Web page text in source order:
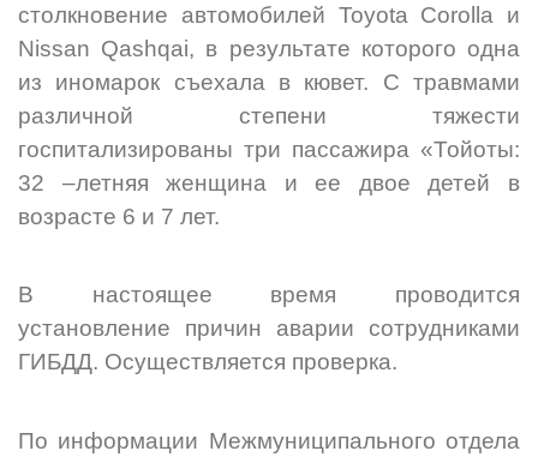
столкновение автомобилей Toyota Corolla и
Nissan Qashqai, в результате которого одна
из иномарок съехала в кювет. С травмами
различной степени тяжести
госпитализированы три пассажира «Тойоты:
32 –летняя женщина и ее двое детей в
возрасте 6 и 7 лет.
В настоящее время проводится
установление причин аварии сотрудниками
ГИБДД. Осуществляется проверка.
По информации Межмуниципального отдела